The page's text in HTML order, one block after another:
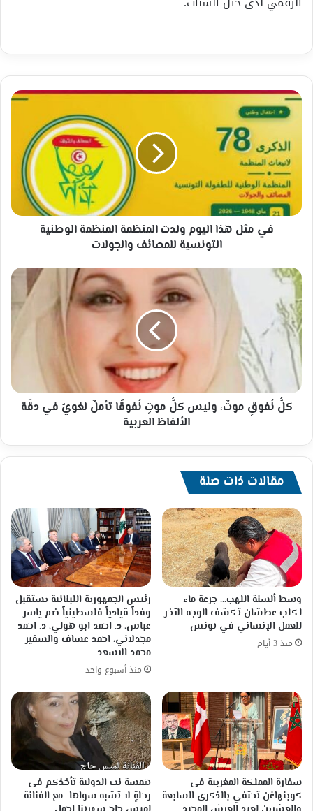
في
مثل
هذا
اليوم
ولدت
المنظمة
المنظمة
الوطنية
التونسية
للمصائففي مثل هذا اليوم ولدت المنظمة المنظمة الوطنية
التونسية للمصائف والجولات
كلُّ
نُفوقٍ
موتٌ،
وليس
كلُّ
موتٍ
نُفوقًا
تأملٌ
لغويّ
في
العربية
كلُّ نُفوقٍ موتٌ، وليس كلُّ موتٍ نُفوقًا تأملٌ لغويّ في دقّة
الألفاظ العربية
مقالات ذات صلة
وسط ألسنة اللهب… جرعة ماء
لكلب عطشان تكشف الوجه الآخر
للعمل الإنساني في تونس
منذ 3 أيام
رئيس الجمهورية اللبنانية يستقبل
وفداً قيادياً فلسطينياً ضم ياسر
عباس، د. احمد ابو هولي، د. احمد
مجدلاني، احمد عساف والسفير
محمد الاسعد
منذ أسبوع واحد
سفارة المملكة المغربية في
كوبنهاغن تحتفي بالذكرى السابعة
همسة نت الدولية تأخذكم في
رحلةٍ لا تشبه سواها…مع الفنانة